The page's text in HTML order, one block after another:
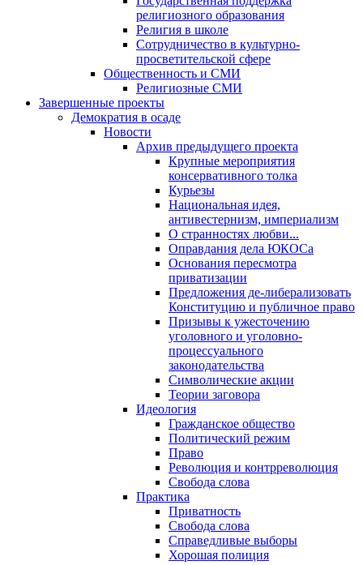
религиозного образования
Религия в школе
Сотрудничество в культурно-
просветительской сфере
Общественность и СМИ
Религиозные СМИ
Завершенные проекты
Демократия в осаде
Новости
Архив предыдущего проекта
Крупные мероприятия
консервативного толка
Курьезы
Национальная идея,
антивестернизм, империализм
О странностях любви...
Оправдания дела ЮКОСа
Основания пересмотра
приватизации
Предложения де-либерализовать
Конституцию и публичное право
Призывы к ужесточению
уголовного и уголовно-
процессуального
законодательства
Символические акции
Теории заговора
Идеология
Гражданское общество
Политический режим
Право
Революция и контрреволюция
Свобода слова
Практика
Приватность
Свобода слова
Справедливые выборы
Хорошая полиция